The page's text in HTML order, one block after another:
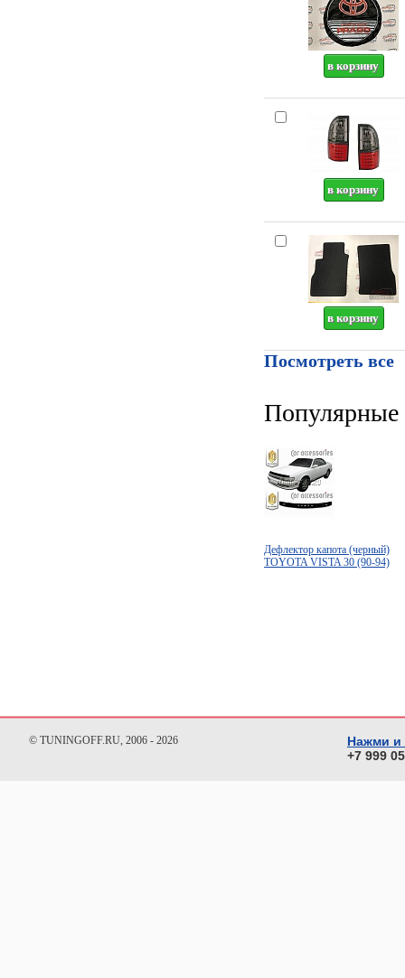
Посмотреть все
Популярные
Дефлектор капота (черный)
TOYOTA VISTA 30 (90-94)
© TUNINGOFF.RU, 2006 - 2026
Нажми и
+7 999